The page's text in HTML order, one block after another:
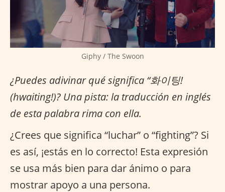
Giphy / The Swoon
¿Puedes adivinar qué significa “화이팅!
(hwaiting!)? Una pista: la traducción en inglés
de esta palabra rima con ella.
¿Crees que significa “luchar” o “fighting”? Si
es así, ¡estás en lo correcto! Esta expresión
se usa más bien para dar ánimo o para
mostrar apoyo a una persona.